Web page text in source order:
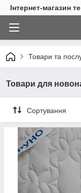
Інтернет-магазин
Товари та
Товари для
Сортування